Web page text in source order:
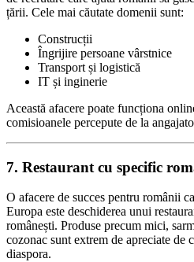
țării. Cele mai căutate domenii sunt:
Construcții
Îngrijire persoane vârstnice
Transport și logistică
IT și inginerie
Această afacere poate funcționa
comisioanele percepute de la
7. Restaurant cu specific
O afacere de succes pentru românii
Europa este deschiderea unui
românești. Produse precum mici,
cozonac sunt extrem de apreciate de
diaspora.